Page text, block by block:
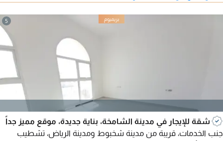
5
شقة للإيجار في مدينة الشامخة، بناية جديدة، موقع مميز جداً
جنب الخدمات، قريبة من مدينة شخبوط ومدينة الرياض، تشطيب